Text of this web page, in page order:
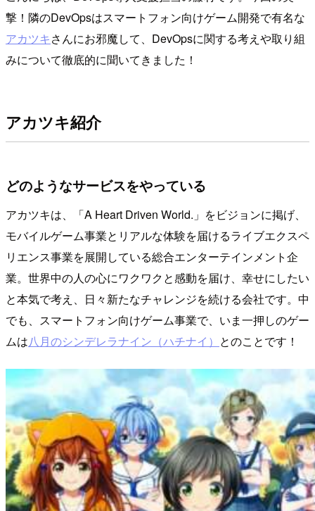
撃！隣のDevOpsはスマートフォン向けゲーム開発で有名な
アカツキさんにお邪魔して、DevOpsに関する考えや取り組
みについて徹底的に聞いてきました！
アカツキ紹介
どのようなサービスをやっている
アカツキは、「A Heart Driven World.」をビジョンに掲げ、
モバイルゲーム事業とリアルな体験を届けるライブエクスペ
リエンス事業を展開している総合エンターテインメント企
業。世界中の人の心にワクワクと感動を届け、幸せにしたい
と本気で考え、日々新たなチャレンジを続ける会社です。中
でも、スマートフォン向けゲーム事業で、いま一押しのゲー
ムは八月のシンデレラナイン（ハチナイ） とのことです！